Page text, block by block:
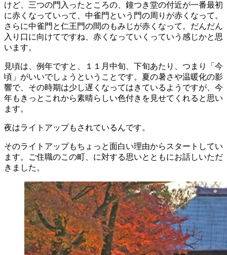
けど、三つの門入ったところの、鐘つき堂の付近が一番最初
に赤くなっていって、中雀門という門の周りが赤くなって。
さらに中雀門と仁王門の間のもみじが赤くなって。だんだん
入り口に向けてですね、赤くなっていくっていう感じかと思
います。
見頃は、例年ですと、１１月中旬、下旬あたり、つまり「今
頃」がいいでしょうということです。夏の暑さや温暖化の影
響で、その時期は少し遅くなってはきているようですが、今
年もきっとこれから素晴らしい色付きを見せてくれると思い
ます。
夜はライトアップもされているんです。
そのライトアップもちょっと面白い理由からスタートしてい
ます。ご住職のこの町、に対する思いとともにお話しいただ
きました。